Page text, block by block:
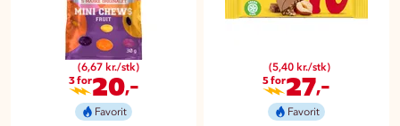
(6,67 kr./stk)
3 for20,-
Favorit
(5,40 kr./stk)
5 for27 ,-
Favorit